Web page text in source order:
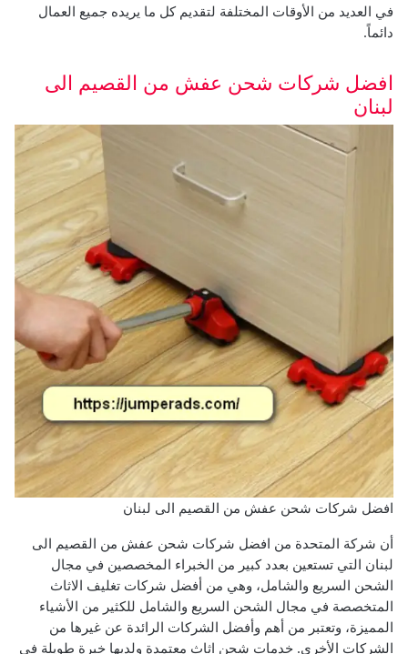
في العديد من الأوقات المختلفة لتقديم كل ما يريده جميع العمال
دائماً.
افضل شركات شحن عفش من القصيم الى
لبنان
افضل شركات شحن عفش من القصيم الى لبنان
أن شركة المتحدة من افضل شركات شحن عفش من القصيم الى
لبنان التي تستعين بعدد كبير من الخبراء المخصصين في مجال
الشحن السريع والشامل، وهي من أفضل شركات تغليف الاثاث
المتخصصة في مجال الشحن السريع والشامل للكثير من الأشياء
المميزة، وتعتبر من أهم وأفضل الشركات الرائدة عن غيرها من
الشركات الأخرى. خدمات شحن اثاث معتمدة ولديها خبرة طويلة في